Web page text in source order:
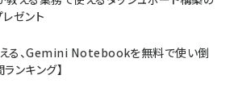
ゼント
る、Gemini Notebookを無料で使い倒
ンキング】